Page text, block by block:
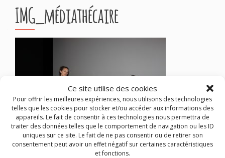
Ce site utilise des cookies
Pour offrir les meilleures expériences, nous utilisons des technologies
telles que les cookies pour stocker et/ou accéder aux informations des
appareils. Le fait de consentir à ces technologies nous permettra de
traiter des données telles que le comportement de navigation ou les ID
uniques sur ce site. Le fait de ne pas consentir ou de retirer son
consentement peut avoir un effet négatif sur certaines caractéristiques
et fonctions.
IMG_médiathécaire